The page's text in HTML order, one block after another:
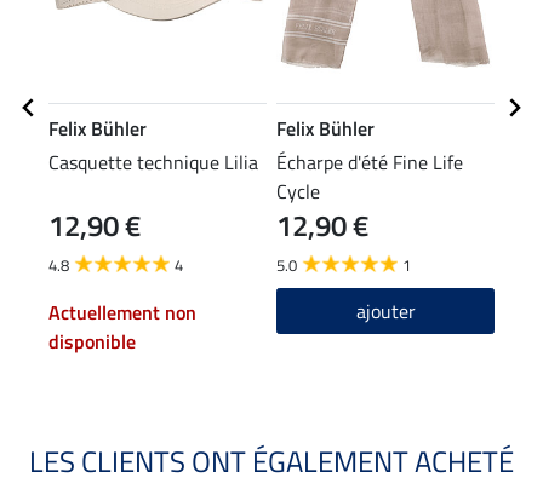
Felix Bühler
Casquette technique Lilia
12,90 €
4.8 4
Actuellement non
disponible
Felix Bühler
Écharpe d'été Fine Life
Cycle
12,90 €
5.0 1
ajouter
LES CLIENTS ONT ÉGALEMENT ACHETÉ